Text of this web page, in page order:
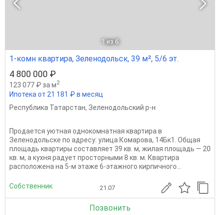
1 из 6
1-комн квартира, Зеленодольск, 39 м², 5/6 эт.
4 800 000 ₽
123 077 ₽ за м2
Ипотека от 21 181 ₽ в месяц
Республика Татарстан, Зеленодольский р-н
Продается уютная однокомнатная квартира в
Зеленодольске по адресу: улица Комарова, 14Бк1. Общая
площадь квартиры составляет 39 кв. м, жилая площадь — 20
кв. м, а кухня радует просторными 8 кв. м. Квартира
расположена на 5-м этаже 6-этажного кирпичного...
Собственник 21.07
Позвонить